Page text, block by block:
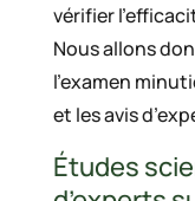
vérifier
Nous allons
l’examen
et les avis
Études